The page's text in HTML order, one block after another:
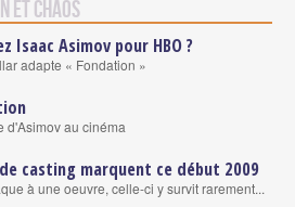
et Chaos
Isaac Asimov pour HBO ?
adapte « Fondation »
d'Asimov au cinéma
casting marquent ce début 2009
à une oeuvre, celle-ci y survit rarement...